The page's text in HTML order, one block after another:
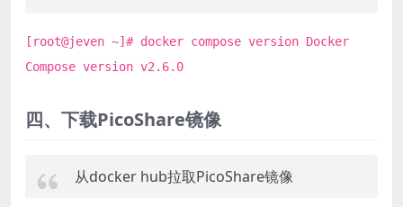
[root@jeven ~]# docker compose version Docker
Compose version v2.6.0
四、下载PicoShare镜像
从docker hub拉取PicoShare镜像